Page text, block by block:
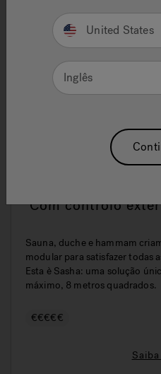
Com controlo
Sauna, duche e hammam
modular para satisfazer todas
Esta è Sasha: uma solução
máximo, 8 metros quadrados.
€€€€€
United States
Inglês